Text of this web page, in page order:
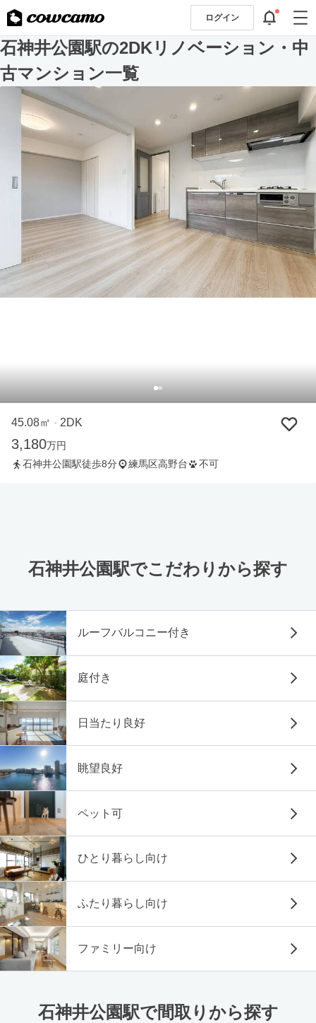
ログイン
石神井公園駅の2DKリノベーション・中
古マンション一覧
45.08㎡ ・ 2DK
3,180万円
石神井公園駅徒歩8分
練馬区高野台 不可
石神井公園駅でこだわりから探す
ルーフバルコニー付き
庭付き
日当たり良好
眺望良好
ペット可
ひとり暮らし向け
ふたり暮らし向け
ファミリー向け
石神井公園駅で間取りから探す